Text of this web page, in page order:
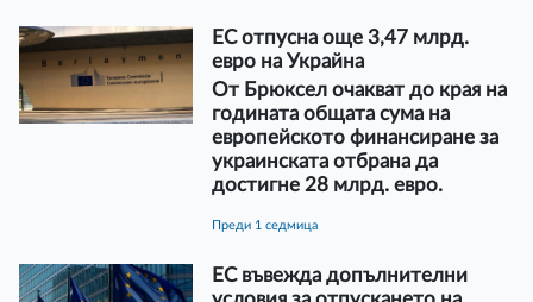
ЕС отпусна още 3,47 млрд.
евро на Украйна
От Брюксел очакват до края на
годината общата сума на
европейското финансиране за
украинската отбрана да
достигне 28 млрд. евро.
преди 1 седмица
ЕС въвежда допълнителни